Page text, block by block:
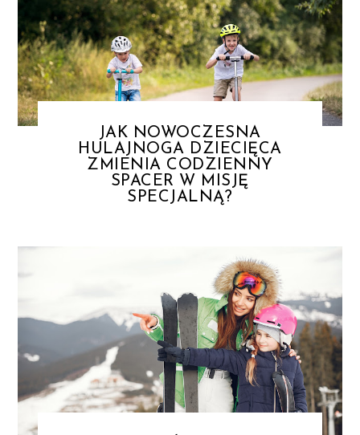
JAK NOWOCZESNA
HULAJNOGA DZIECIĘCA
ZMIENIA CODZIENNY
SPACER W MISJĘ
SPECJALNĄ?